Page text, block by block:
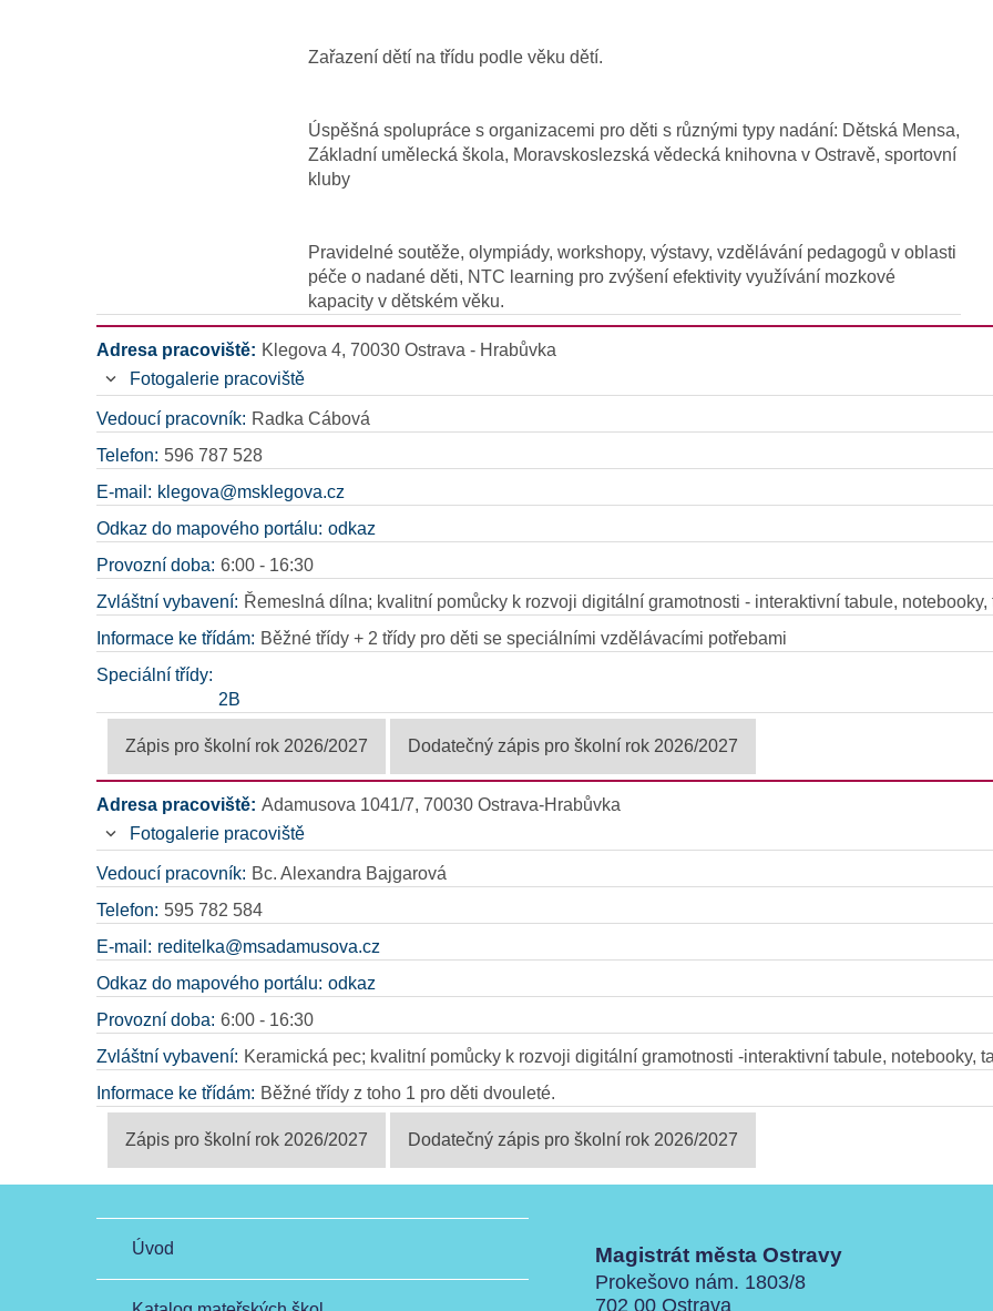
Zařazení dětí na třídu podle věku dětí.
Úspěšná spolupráce s organizacemi pro děti s různými typy nadání: Dětská Mensa,
Základní umělecká škola, Moravskoslezská vědecká knihovna v Ostravě, sportovní
kluby
Pravidelné soutěže, olympiády, workshopy, výstavy, vzdělávání pedagogů v oblasti
péče o nadané děti, NTC learning pro zvýšení efektivity využívání mozkové
kapacity v dětském věku.
Adresa pracoviště: Klegova 4, 70030 Ostrava - Hrabůvka
Fotogalerie pracoviště
Vedoucí pracovník: Radka Cábová
Telefon: 596 787 528
E-mail: klegova@msklegova.cz
Odkaz do mapového portálu: odkaz
Provozní doba: 6:00 - 16:30
Zvláštní vybavení: Řemeslná dílna; kvalitní pomůcky k rozvoji digitální gramotnosti - interaktivní tabule, notebooky,
Informace ke třídám: Běžné třídy + 2 třídy pro děti se speciálními vzdělávacími potřebami
Speciální třídy:
2B
Zápis pro školní rok 2026/2027 Dodatečný zápis pro školní rok 2026/2027
Adresa pracoviště: Adamusova 1041/7, 70030 Ostrava-Hrabůvka
Fotogalerie pracoviště
Vedoucí pracovník: Bc. Alexandra Bajgarová
Telefon: 595 782 584
E-mail: reditelka@msadamusova.cz
Odkaz do mapového portálu: odkaz
Provozní doba: 6:00 - 16:30
Zvláštní vybavení: Keramická pec; kvalitní pomůcky k rozvoji digitální gramotnosti -interaktivní tabule, notebooky,
Informace ke třídám: Běžné třídy z toho 1 pro děti dvouleté.
Zápis pro školní rok 2026/2027 Dodatečný zápis pro školní rok 2026/2027
Úvod Magistrát města Ostravy
Prokešovo nám. 1803/8
702 00 Ostrava